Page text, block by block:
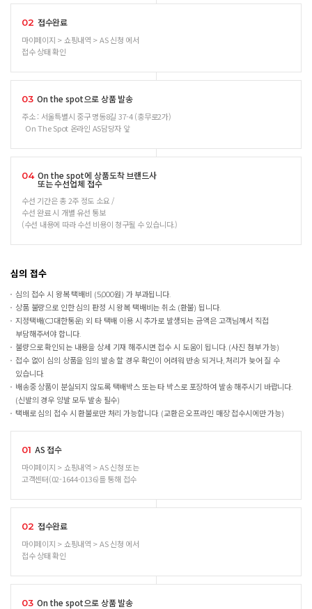
02 접수완료
마이페이지 > 쇼핑내역 > AS 신청 에서
접수 상태 확인
03 On the spot으로 상품 발송
주소 : 서울특별시 중구 명동8길 37-4 (충무로2가)
On The Spot 온라인 AS담당자 앞
04 On the spot에 상품도착 브랜드사
또는 수선업체 접수
수선 기간은 총 2주 정도 소요 /
수선 완료 시 개별 유선 통보
(수선 내용에 따라 수선 비용이 청구될 수 있습니다.)
심의 접수
심의 접수 시 왕복 택배비 (5,000원) 가 부과됩니다.
상품 불량으로 인한 심의 판정 시 왕복 택배비는 취소 (환불) 됩니다.
지정택배(CJ대한통운) 외 타 택배 이용 시 추가로 발생되는 금액은 고객님께서 직접
부담해주셔야 합니다.
불량으로 확인되는 내용을 상세 기재 해주시면 접수 시 도움이 됩니다. (사진 첨부 가능)
접수 없이 심의 상품을 임의 발송 할 경우 확인이 어려워 반송 되거나, 처리가 늦어 질 수
있습니다.
배송중 상품이 분실되지 않도록 택배박스 또는 타 박스로 포장하여 발송 해주시기 바랍니다.
(신발의 경우 양발 모두 발송 필수)
택배로 심의 접수 시 환불로만 처리 가능합니다. (교환은 오프라인 매장 접수시에만 가능)
01 AS 접수
마이페이지 > 쇼핑내역 > AS 신청 또는
고객센터(02-1644-0136)를 통해 접수
02 접수완료
마이페이지 > 쇼핑내역 > AS 신청 에서
접수 상태 확인
03 On the spot으로 상품 발송